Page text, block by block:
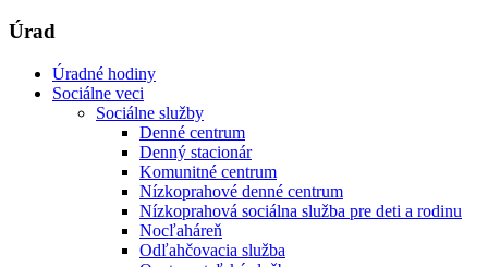
Úrad
Úradné hodiny
Sociálne veci
Sociálne služby
Denné centrum
Denný stacionár
Komunitné centrum
Nízkoprahové denné centrum
Nízkoprahová sociálna služba pre deti a rodinu
Nocľaháreň
Odľahčovacia služba